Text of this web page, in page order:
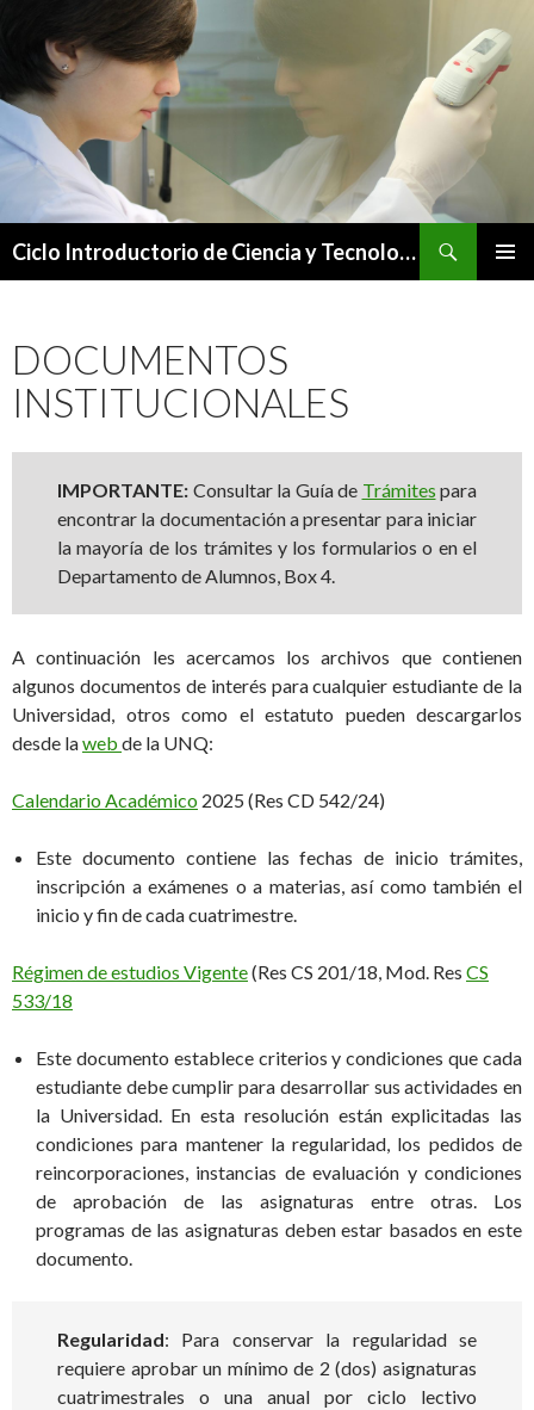
Ciclo Introductorio de Ciencia y Tecnología – Universidad Nacional de Quilmes
DOCUMENTOS
INSTITUCIONALES
IMPORTANTE: Consultar la Guía de Trámites para
encontrar la documentación a presentar para iniciar
la mayoría de los trámites y los formularios o en el
Departamento de Alumnos, Box 4.
A continuación les acercamos los archivos que contienen
algunos documentos de interés para cualquier estudiante de la
Universidad, otros como el estatuto pueden descargarlos
desde laweb de la UNQ:
Calendario Académico 2025 (Res CD 542/24)
Este documento contiene las fechas de inicio trámites,
inscripción a exámenes o a materias, así como también el
inicio y fin de cada cuatrimestre.
Régimen de estudios Vigente(Res CS 201/18, Mod. Res CS
533/18
Este documento establece criterios y condiciones que cada
estudiante debe cumplir para desarrollar sus actividades en
la Universidad. En esta resolución están explicitadas las
condiciones para mantener la regularidad, los pedidos de
reincorporaciones, instancias de evaluación y condiciones
de aprobación de las asignaturas entre otras. Los
programas de las asignaturas deben estar basados en este
documento.
Regularidad: Para conservar la regularidad se
requiere aprobar un mínimo de 2 (dos) asignaturas
cuatrimestrales o una anual por ciclo lectivo